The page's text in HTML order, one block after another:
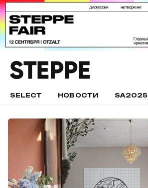
SELECT НОВОСТИ SA2025